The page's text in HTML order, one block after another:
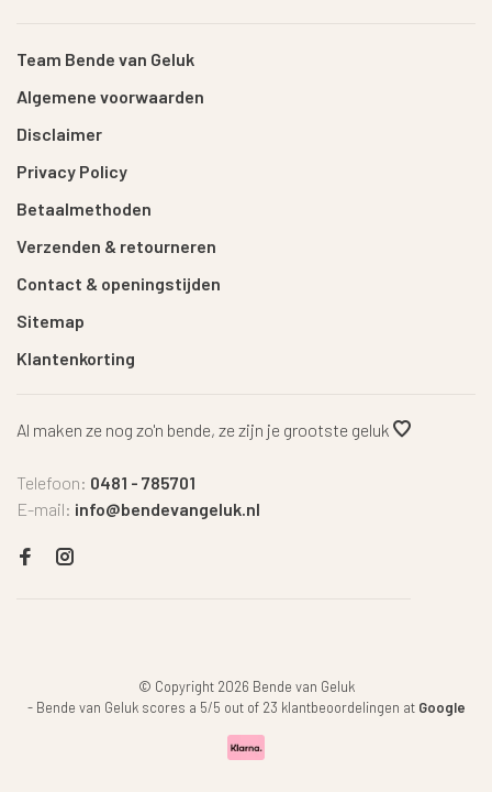
Team Bende van Geluk
Algemene voorwaarden
Disclaimer
Privacy Policy
Betaalmethoden
Verzenden & retourneren
Contact & openingstijden
Sitemap
Klantenkorting
Al maken ze nog zo'n bende, ze zijn je grootste geluk
Telefoon: 0481 - 785701
E-mail: info@bendevangeluk.nl
© Copyright 2026 Bende van Geluk
- Bende van Geluk scores a 5/5 out of 23 klantbeoordelingen at Google